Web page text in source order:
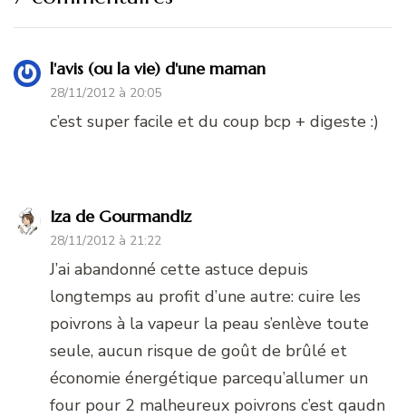
l'avis (ou la vie) d'une maman
28/11/2012 à 20:05
c’est super facile et du coup bcp + digeste :)
Iza de GourmandIz
28/11/2012 à 21:22
J’ai abandonné cette astuce depuis
longtemps au profit d’une autre: cuire les
poivrons à la vapeur la peau s’enlève toute
seule, aucun risque de goût de brûlé et
économie énergétique parcequ’allumer un
four pour 2 malheureux poivrons c’est qaudn